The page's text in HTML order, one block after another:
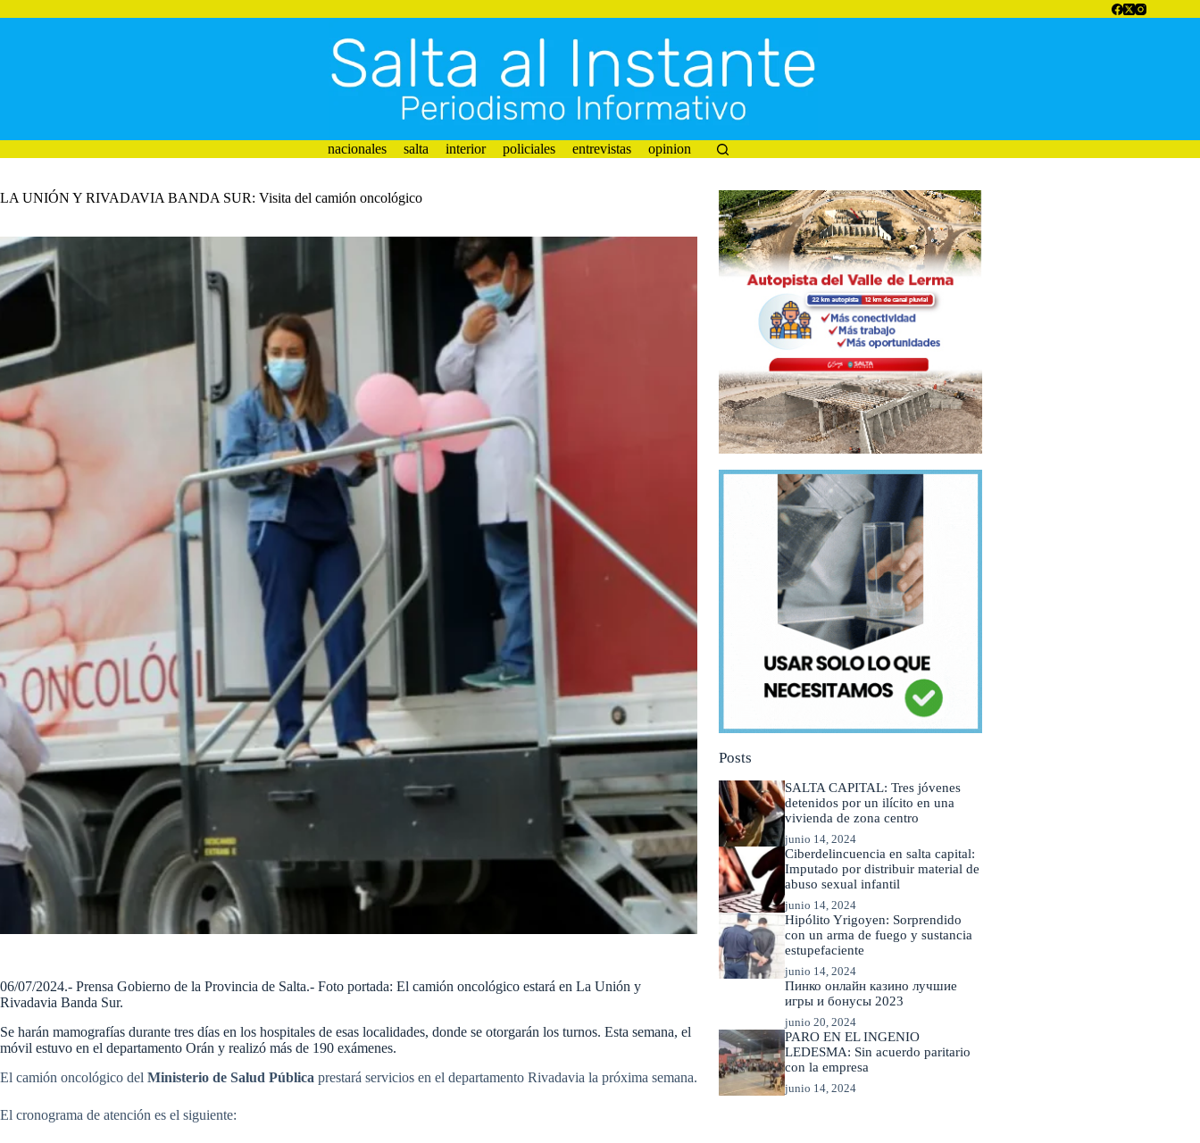
al
nacionales salta interior policiales entrevistas opinion
LA UNIÓN Y RIVADAVIA BANDA SUR: Visita del camión oncológico
06/07/2024.- Prensa Gobierno de la Provincia de Salta.- Foto portada: El camión oncológico estará en La Unión y
Rivadavia Banda Sur.
Se harán mamografías durante tres días en los hospitales de esas localidades, donde se otorgarán los turnos. Esta semana, el
móvil estuvo en el departamento Orán y realizó más de 190 exámenes.
El camión oncológico del Ministerio de Salud Pública prestará servicios en el departamento Rivadavia la próxima semana.
El cronograma de atención es el siguiente:
Posts
SALTA CAPITAL: Tres jóvenes
detenidos por un ilícito en una
vivienda de zona centro
junio 14, 2024
Ciberdelincuencia en salta capital:
Imputado por distribuir material de
abuso sexual infantil
junio 14, 2024
Hipólito Yrigoyen: Sorprendido
con un arma de fuego y sustancia
estupefaciente
junio 14, 2024
Пинко онлайн казино лучшие
игры и бонусы 2023
junio 20, 2024
PARO EN EL INGENIO
LEDESMA: Sin acuerdo paritario
con la empresa
junio 14, 2024